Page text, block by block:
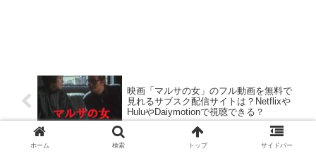
映画「マルサの女」のフル動画を無料で
見れるサブスク配信サイトは？Netflixや
HuluやDaiymotionで視聴できる？
映画「クレヨンしんちゃん 爆睡！ユメミ
ホーム 検索 トップ サイドバー